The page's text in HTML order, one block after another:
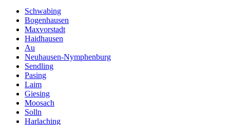
Schwabing
Bogenhausen
Maxvorstadt
Haidhausen
Au
Neuhausen-Nymphenburg
Sendling
Pasing
Laim
Giesing
Moosach
Solln
Harlaching